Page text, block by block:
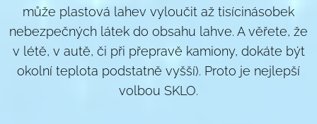
může plastová lahev vyloučit až tisícinásobek
nebezpečných látek do obsahu lahve. A věřete, že
v létě, v autě, či při přepravě kamiony, dokáte být
okolní teplota podstatně vyšší). Proto je nejlepší
volbou SKLO.